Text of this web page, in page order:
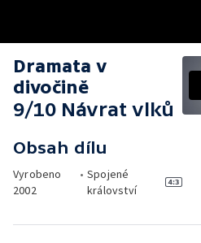
Dramata v
divočině
9/10 Návrat vlků
Obsah dílu
Vyrobeno
2002
• Spojené
království